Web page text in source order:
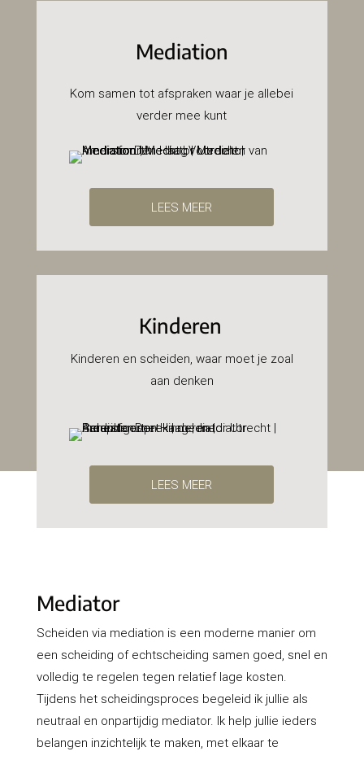
Mediation
Kom samen tot afspraken waar je allebei
verder mee kunt
LEES MEER
Kinderen
Kinderen en scheiden, waar moet je zoal
aan denken
LEES MEER
Mediator
Scheiden via mediation is een moderne manier om
een scheiding of echtscheiding samen goed, snel en
volledig te regelen tegen relatief lage kosten.
Tijdens het scheidingsproces begeleid ik jullie als
neutraal en onpartijdig mediator. Ik help jullie ieders
belangen inzichtelijk te maken, met elkaar te